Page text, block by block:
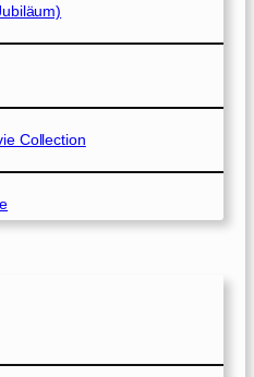
Collection